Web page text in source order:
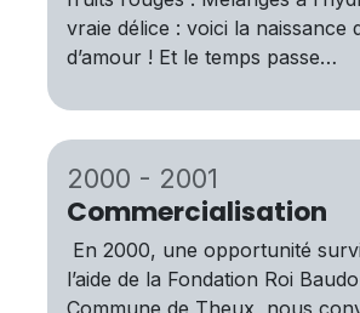
vraie délice : voici la naissance
d’amour ! Et le temps passe…
2000 - 2001
Commercialisation
En 2000, une opportunité
l’aide de la Fondation Roi